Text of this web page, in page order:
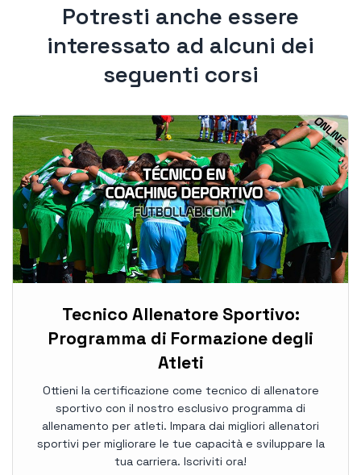
Potresti anche essere
interessato ad alcuni dei
seguenti corsi
Tecnico Allenatore Sportivo:
Programma di Formazione degli
Atleti
Ottieni la certificazione come tecnico di allenatore
sportivo con il nostro esclusivo programma di
allenamento per atleti. Impara dai migliori allenatori
sportivi per migliorare le tue capacità e sviluppare la
tua carriera. Iscriviti ora!